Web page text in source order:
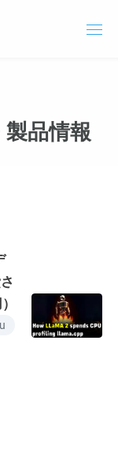
製品情報